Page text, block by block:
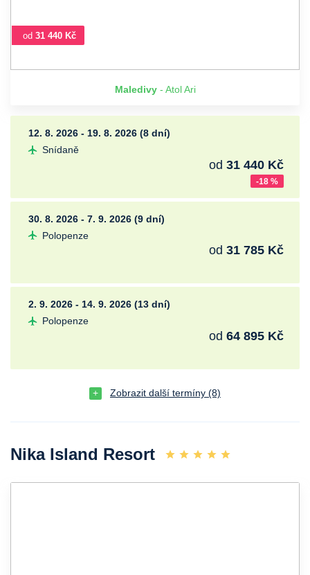
od 31 440 Kč
Maledivy- Atol Ari
12. 8. 2026 - 19. 8. 2026 (8 dní)
-18 %
Snídaně
od 31 440 Kč
30. 8. 2026 - 7. 9. 2026 (9 dní)
Polopenze
od 31 785 Kč
2. 9. 2026 - 14. 9. 2026 (13 dní)
Polopenze
od 64 895 Kč
Zobrazit další termíny (8)
Nika Island Resort